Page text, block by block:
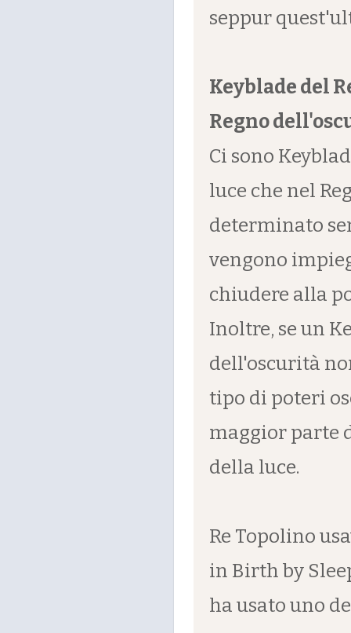
seppur
Keyblade del
Regno
Ci sono
luce che nel
determinato
vengono
chiudere alla
Inoltre, se un
dell'oscurità
tipo di poteri
maggior parte
della luce.
Re Topolino
in Birth by
ha usato uno